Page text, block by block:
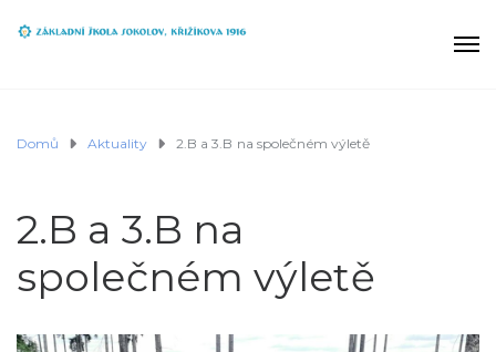
Domů Aktuality 2.B a 3.B na společném výletě
2.B a 3.B na
společném výletě